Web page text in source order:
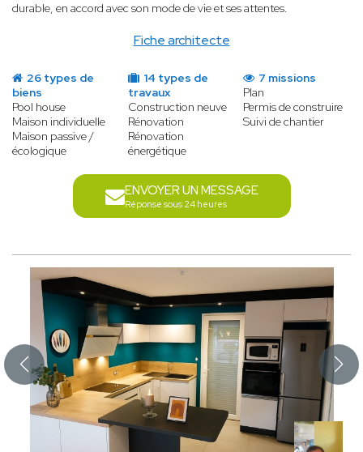
Fiche architecte
durable, en accord avec son mode de vie et ses attentes.
26 types de
biens
Pool house
Maison individuelle
Maison passive /
écologique
14 types de
travaux
Construction neuve
Rénovation
Rénovation
énergétique
7 missions
Plan
Permis de construire
Suivi de chantier
ENVOYER UN MESSAGE
Réponse sous 24 heures